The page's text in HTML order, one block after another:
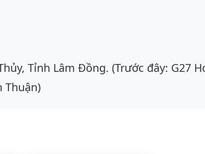
Tỉnh Lâm Đồng. (Trước đây: G27
Thuận)